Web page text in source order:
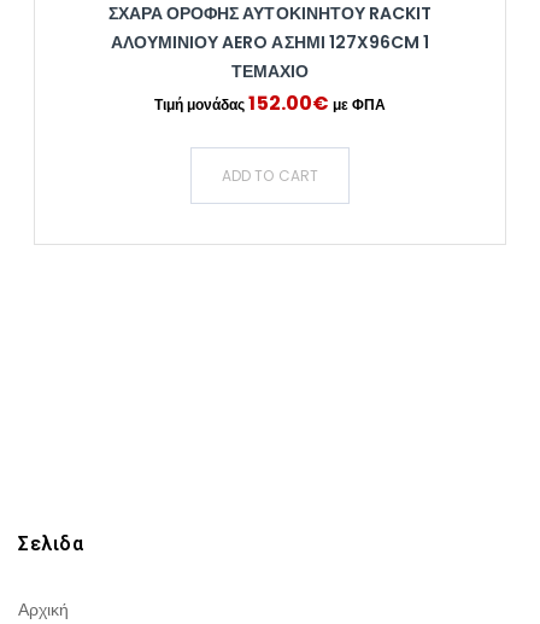
ΣΧΆΡΑ ΟΡΟΦΉΣ ΑΥΤΟΚΙΝΉΤΟΥ RACKIT
ΑΛΟΥΜΙΝΊΟΥ AERO ΑΣΗΜΊ 127X96CM 1
ΤΕΜΆΧΙΟ
152.00€
ADD TO CART
Σελιδα
Αρχική